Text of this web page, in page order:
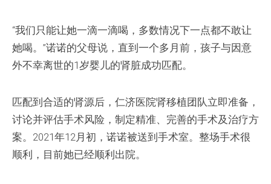
“我们只能让她一滴一滴喝，多数情况下一点都不敢让
她喝。”诺诺的父母说，直到一个多月前，孩子与因意
外不幸离世的1岁婴儿的肾脏成功匹配。
匹配到合适的肾源后，仁济医院肾移植团队立即准备，
讨论并评估手术风险，制定精准、完善的手术及治疗方
案。2021年12月初，诺诺被送到手术室。整场手术很
顺利，目前她已经顺利出院。